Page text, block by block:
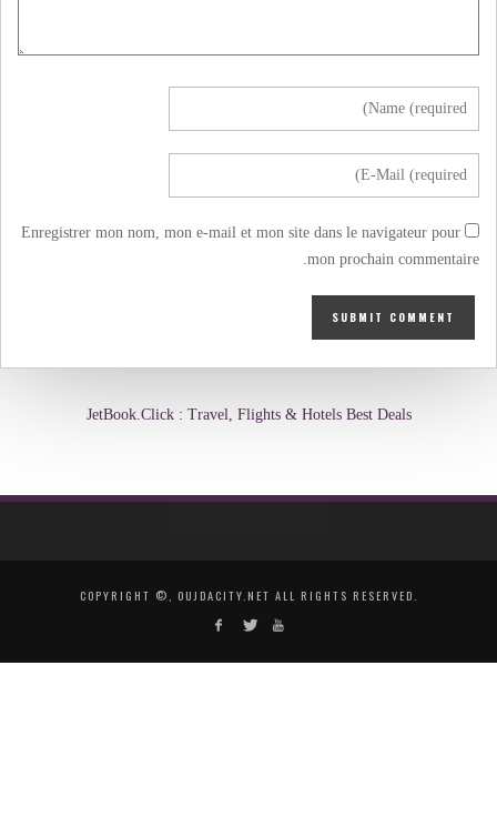
Enregistrer mon nom, mon e-mail et mon site dans le navigateur pour
mon prochain commentaire.
JetBook.Click : Travel, Flights & Hotels Best Deals
COPYRIGHT ©, OUJDACITY.NET ALL RIGHTS RESERVED.